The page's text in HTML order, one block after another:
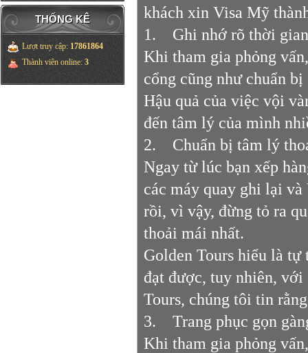
THỐNG KÊ
Lượt truy cập: 17861864
Thành viên online: 3
khách xin Visa Mỹ
1. Ghi nhớ rõ thời gian
Khi tham gia phỏng
cổng cũng như chuẩn
Hậu quả của việc vội
đến tâm lý của mình
2. Chuẩn bị tâm lý
Ngay từ lúc bạn xếp
các máy quay ghi lại và
rồi, vì vậy, đừng tỏ ra
thoải mái nhất.
Golden Tours hiểu là
đạt được, tuy nhiên,
Tours, chúng tôi tin
3. Trang phục gọn
Khi tham gia phỏng